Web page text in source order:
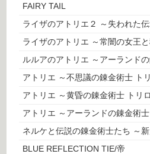
FAIRY TAIL
ライザのアトリエ２ ～失われた
ライザのアトリエ ～常闇の女王
ルルアのアトリエ ～アーランド
アトリエ ～不思議の錬金術士 ト
アトリエ ～黄昏の錬金術士 トリ
アトリエ ～アーランドの錬金術
ネルケと伝説の錬金術士たち ～
BLUE REFLECTION TIE/帝